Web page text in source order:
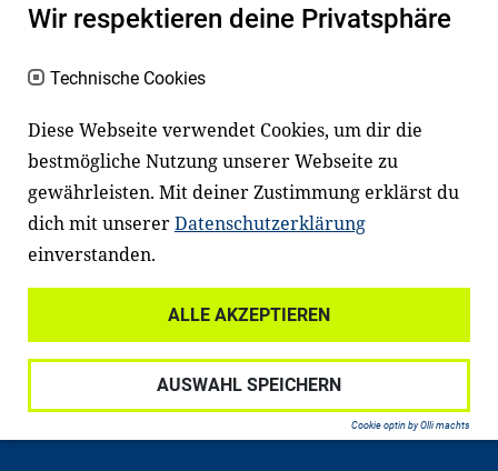
haben aber große Schwierigkeiten dabei.
an Familien sowie an Erzieher*innen,
Lehrer*innen und andere
Fachexpert*innen. Dafür arbeiten wir eng
mit Ministerien, wissenschaftlichen
Einrichtungen, Verbänden, Unternehmen
und anderen Stiftungen zusammen.
Datenschutz
Haftungsausschluss
Impressum
Wir respektieren deine Privatsphäre
Technische Cookies
Diese Webseite verwendet Cookies, um dir die
bestmögliche Nutzung unserer Webseite zu
gewährleisten. Mit deiner Zustimmung erklärst du
dich mit unsererDatenschutzerklärung
einverstanden.
ALLE AKZEPTIEREN
AUSWAHL SPEICHERN
Cookie optin by Olli machts